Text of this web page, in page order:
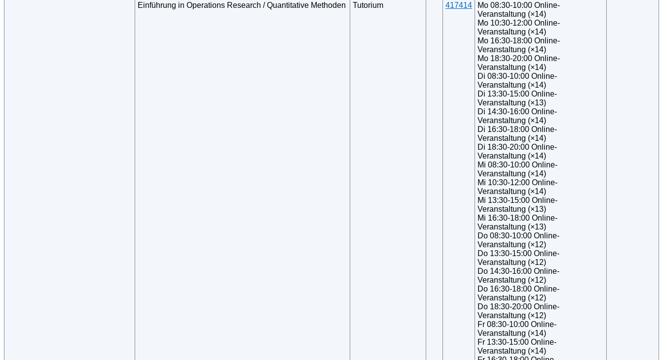
Einführung in Operations Research / Quantitative Methoden
Tutorium 417414
Mo 08:30-10:00 Online-
Veranstaltung (×14)
Mo 10:30-12:00 Online-
Veranstaltung (×14)
Mo 16:30-18:00 Online-
Veranstaltung (×14)
Mo 18:30-20:00 Online-
Veranstaltung (×14)
Di 08:30-10:00 Online-
Veranstaltung (×14)
Di 13:30-15:00 Online-
Veranstaltung (×13)
Di 14:30-16:00 Online-
Veranstaltung (×14)
Di 16:30-18:00 Online-
Veranstaltung (×14)
Di 18:30-20:00 Online-
Veranstaltung (×14)
Mi 08:30-10:00 Online-
Veranstaltung (×14)
Mi 10:30-12:00 Online-
Veranstaltung (×14)
Mi 13:30-15:00 Online-
Veranstaltung (×13)
Mi 16:30-18:00 Online-
Veranstaltung (×13)
Do 08:30-10:00 Online-
Veranstaltung (×12)
Do 13:30-15:00 Online-
Veranstaltung (×12)
Do 14:30-16:00 Online-
Veranstaltung (×12)
Do 16:30-18:00 Online-
Veranstaltung (×12)
Do 18:30-20:00 Online-
Veranstaltung (×12)
Fr 08:30-10:00 Online-
Veranstaltung (×14)
Fr 13:30-15:00 Online-
Veranstaltung (×14)